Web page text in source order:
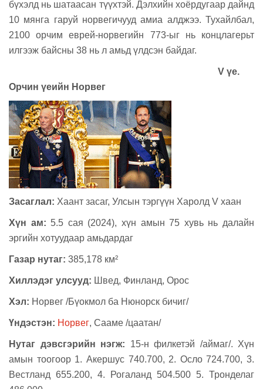
бүхэлд нь шатаасан түүхтэй. Дэлхийн хоёрдугаар дайнд
10 мянга гаруй норвегичууд амиа алджээ. Тухайлбал,
2100 орчим еврей-норвегийн 773-ыг нь концлагерьт
илгээж байсны 38 нь л амьд үлдсэн байдаг.
V үе.
Орчин үеийн Норвег
Засаглал: Хаант засаг, Улсын тэргүүн Харолд V хаан
Хүн ам: 5.5 сая (2024), хүн амын 75 хувь нь далайн
эргийн хотуудаар амьдардаг
Газар нутаг: 385,178 км²
Хиллэдэг улсууд: Швед, Финланд, Орос
Хэл: Норвег /Бүокмол ба Нюнорск бичиг/
Үндэстэн: Норвег, Сааме /цаатан/
Hутаг дэвсгэрийн нэгж: 15-н филкетэй /аймаг/. Хүн
амын тоогоор 1. Акершус 740.700, 2. Осло 724.700, 3.
Вестланд 655.200, 4. Рогаланд 504.500 5. Тронделаг